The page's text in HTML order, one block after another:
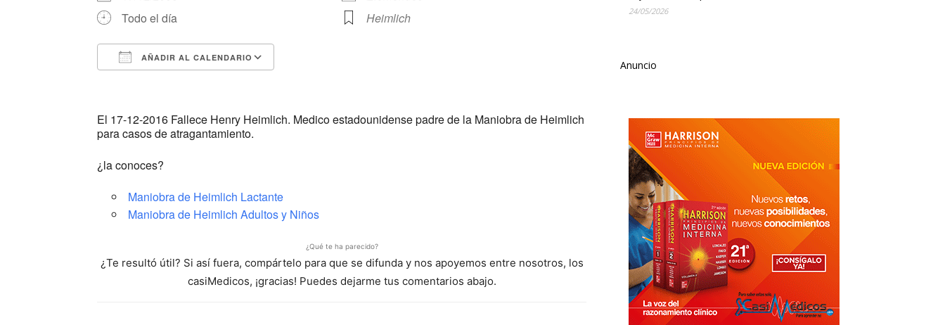
Todo el día
AÑADIR AL CALENDARIO
Heimlich
El 17-12-2016 Fallece Henry Heimlich. Medico estadounidense padre de la Maniobra de Heimlich
para casos de atragantamiento.
¿la conoces?
Maniobra de Heimlich Lactante
Maniobra de Heimlich Adultos y Niños
¿Qué te ha parecido?
¿Te resultó útil? Si así fuera, compártelo para que se difunda y nos apoyemos entre nosotros, los
casiMedicos, ¡gracias! Puedes dejarme tus comentarios abajo.
24/05/2026
Anuncio